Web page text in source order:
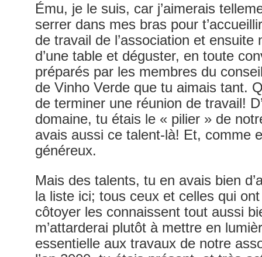
Ému, je le suis, car j’aimerais
serrer dans mes bras pour
de travail de l’association et ensuite
d’une table et déguster, en toute
préparés par les membres du
de Vinho Verde que tu aimais tant.
de terminer une réunion de travail!
domaine, tu étais le « pilier » de
avais aussi ce talent-là! Et, comme
généreux.
Mais des talents, tu en avais bien
la liste ici; tous ceux et celles qui
côtoyer les connaissent tout aussi
m’attarderai plutôt à mettre en
essentielle aux travaux de notre